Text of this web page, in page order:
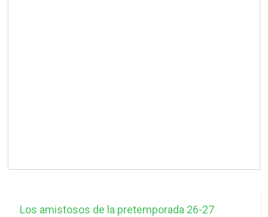
Los amistosos de la pretemporada 26-27